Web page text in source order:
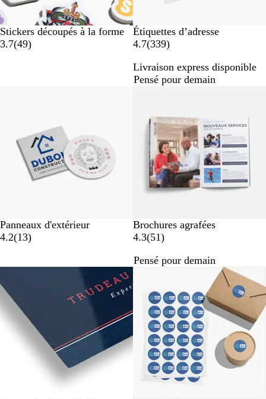
Stickers découpés à la forme
3.7(49a
)
Étiquettes d’adresse
4.7(339a
i
s
)
Livraison express disponible
Pensé pour demain
Panneaux d'extérieur
4.2(13a
)
Brochures agrafées
4.3(51a
i
)
Pensé pour demain